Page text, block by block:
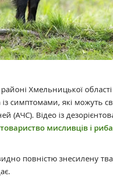
Хмельницької
симптомами, які можуть
(АЧС). Відео із
мисливців і
повністю знесилену